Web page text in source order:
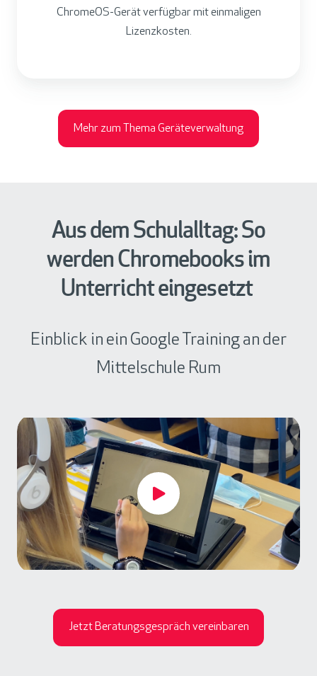
ChromeOS-Gerät verfügbar mit einmaligen
Lizenzkosten.
Mehr zum Thema Geräteverwaltung
Aus dem Schulalltag: So
werden Chromebooks im
Unterricht eingesetzt
Einblick in ein Google Training an der
Mittelschule Rum
Jetzt Beratungsgespräch vereinbaren